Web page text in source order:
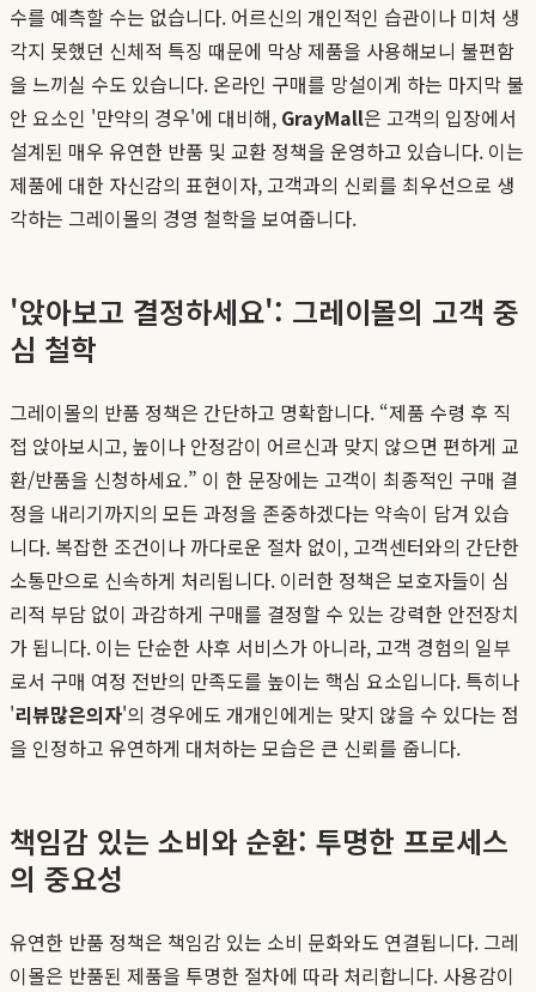
수를 예측할 수는 없습니다. 어르신의 개인적인 습관이나 미처 생
각지 못했던 신체적 특징 때문에 막상 제품을 사용해보니 불편함
을 느끼실 수도 있습니다. 온라인 구매를 망설이게 하는 마지막 불
안 요소인 '만약의 경우'에 대비해, GrayMall은 고객의 입장에서
설계된 매우 유연한 반품 및 교환 정책을 운영하고 있습니다. 이는
제품에 대한 자신감의 표현이자, 고객과의 신뢰를 최우선으로 생
각하는 그레이몰의 경영 철학을 보여줍니다.
'앉아보고 결정하세요': 그레이몰의 고객 중
심 철학
그레이몰의 반품 정책은 간단하고 명확합니다. “제품 수령 후 직
접 앉아보시고, 높이나 안정감이 어르신과 맞지 않으면 편하게 교
환/반품을 신청하세요.” 이 한 문장에는 고객이 최종적인 구매 결
정을 내리기까지의 모든 과정을 존중하겠다는 약속이 담겨 있습
니다. 복잡한 조건이나 까다로운 절차 없이, 고객센터와의 간단한
소통만으로 신속하게 처리됩니다. 이러한 정책은 보호자들이 심
리적 부담 없이 과감하게 구매를 결정할 수 있는 강력한 안전장치
가 됩니다. 이는 단순한 사후 서비스가 아니라, 고객 경험의 일부
로서 구매 여정 전반의 만족도를 높이는 핵심 요소입니다. 특히나
'리뷰많은의자'의 경우에도 개개인에게는 맞지 않을 수 있다는 점
을 인정하고 유연하게 대처하는 모습은 큰 신뢰를 줍니다.
책임감 있는 소비와 순환: 투명한 프로세스
의 중요성
유연한 반품 정책은 책임감 있는 소비 문화와도 연결됩니다. 그레
이몰은 반품된 제품을 투명한 절차에 따라 처리합니다. 사용감이